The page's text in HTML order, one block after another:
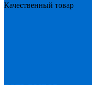
Качественный товар